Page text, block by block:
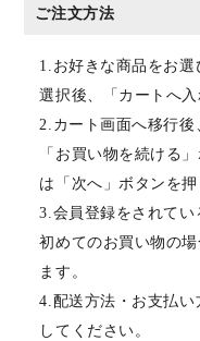
ご注文方法
1.お好きな商品をお
選択後、「カートへ
2.カート画面へ移行
「お買い物を続ける
は「次へ」ボタンを押
3.会員登録をされてい
初めてのお買い物の
ます。
4.配送方法・お支払
してください。